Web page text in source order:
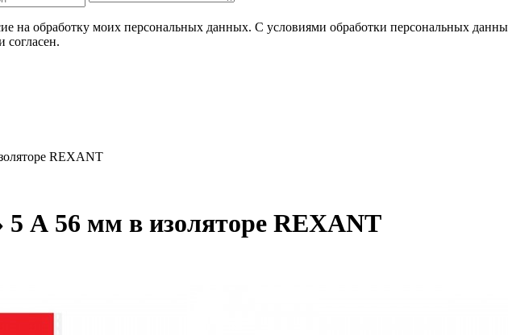
на обработку моих персональных данных. С условиями обработки персональных
согласен.
REXANT
А 56 мм в изоляторе REXANT